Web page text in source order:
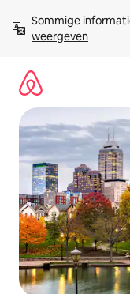
direct
naar
Sommige
weergeven